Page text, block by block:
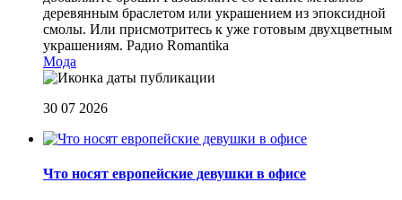
деревянным браслетом или украшением из эпоксидной
смолы. Или присмотритесь к уже готовым двухцветным
украшениям. Радио Romantika
Мода
30 07 2026
Что носят европейские девушки в офисе